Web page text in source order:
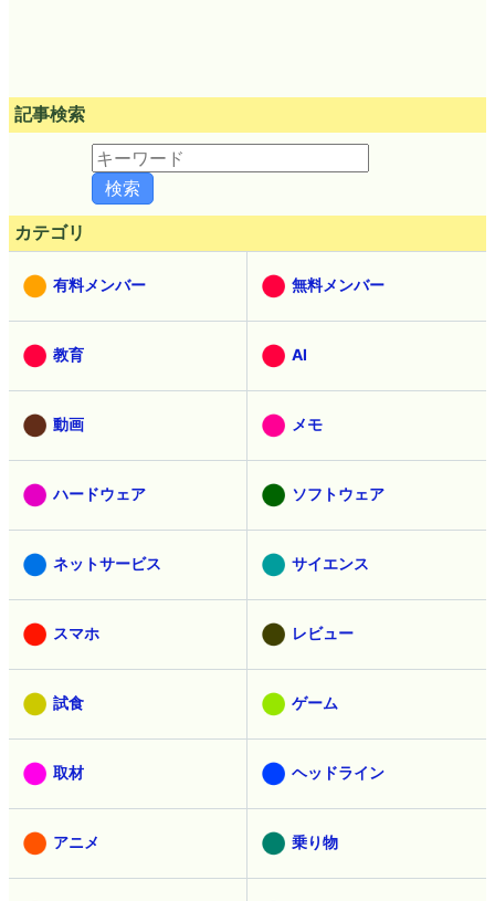
記事検索
カテゴリ
有料メンバー 無料メンバー
教育 AI
動画 メモ
ハードウェア ソフトウェア
ネットサービス サイエンス
スマホ レビュー
試食 ゲーム
取材 ヘッドライン
アニメ 乗り物